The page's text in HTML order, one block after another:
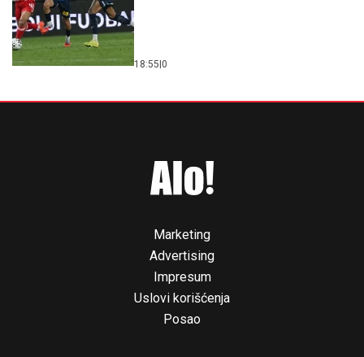
18:55 0
Marketing
Advertising
Impresum
Uslovi korišćenja
Posao